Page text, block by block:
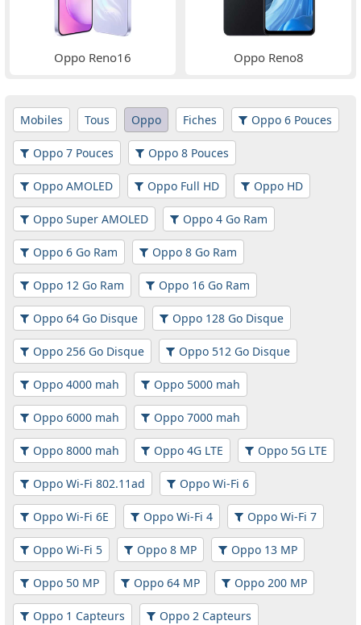
Oppo Reno16 Oppo Reno8
Mobiles Tous Oppo Fiches Oppo 6 Pouces
Oppo 7 Pouces Oppo 8 Pouces
Oppo AMOLED Oppo Full HD Oppo HD
Oppo Super AMOLED Oppo 4 Go Ram
Oppo 6 Go Ram Oppo 8 Go Ram
Oppo 12 Go Ram Oppo 16 Go Ram
Oppo 64 Go Disque Oppo 128 Go Disque
Oppo 256 Go Disque Oppo 512 Go Disque
Oppo 4000 mah Oppo 5000 mah
Oppo 6000 mah Oppo 7000 mah
Oppo 8000 mah Oppo 4G LTE Oppo 5G LTE
Oppo Wi-Fi 802.11ad Oppo Wi-Fi 6
Oppo Wi-Fi 6E Oppo Wi-Fi 4 Oppo Wi-Fi 7
Oppo Wi-Fi 5 Oppo 8 MP Oppo 13 MP
Oppo 50 MP Oppo 64 MP Oppo 200 MP
Oppo 1 Capteurs Oppo 2 Capteurs